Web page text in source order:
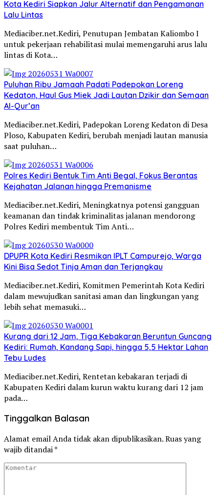
Kota Kediri Siapkan Jalur Alternatif dan Pengamanan
Lalu Lintas
Mediaciber.net.Kediri, Penutupan Jembatan Kaliombo I
untuk pekerjaan rehabilitasi mulai memengaruhi arus lalu
lintas di Kota…
Puluhan Ribu Jamaah Padati Padepokan Loreng
Kedaton, Haul Gus Miek Jadi Lautan Dzikir dan Semaan
Al-Qur’an
Mediaciber.net.Kediri, Padepokan Loreng Kedaton di Desa
Ploso, Kabupaten Kediri, berubah menjadi lautan manusia
saat puluhan…
Polres Kediri Bentuk Tim Anti Begal, Fokus Berantas
Kejahatan Jalanan hingga Premanisme
Mediaciber.net.Kediri, Meningkatnya potensi gangguan
keamanan dan tindak kriminalitas jalanan mendorong
Polres Kediri membentuk Tim Anti…
DPUPR Kota Kediri Resmikan IPLT Campurejo, Warga
Kini Bisa Sedot Tinja Aman dan Terjangkau
Mediaciber.net.Kediri, Komitmen Pemerintah Kota Kediri
dalam mewujudkan sanitasi aman dan lingkungan yang
lebih sehat memasuki…
Kurang dari 12 Jam, Tiga Kebakaran Beruntun Guncang
Kediri: Rumah, Kandang Sapi, hingga 5,5 Hektar Lahan
Tebu Ludes
Mediaciber.net.Kediri, Rentetan kebakaran terjadi di
Kabupaten Kediri dalam kurun waktu kurang dari 12 jam
pada…
Tinggalkan Balasan
Alamat email Anda tidak akan dipublikasikan.Ruas yang
wajib ditandai*